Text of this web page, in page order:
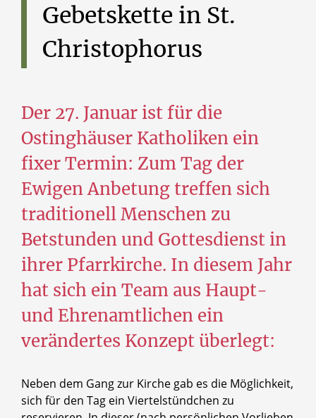
Gebetskette in St.
Christophorus
Der 27. Januar ist für die
Ostinghäuser Katholiken ein
fixer Termin: Zum Tag der
Ewigen Anbetung treffen sich
traditionell Menschen zu
Betstunden und Gottesdienst in
ihrer Pfarrkirche. In diesem Jahr
hat sich ein Team aus Haupt-
und Ehrenamtlichen ein
verändertes Konzept überlegt:
Neben dem Gang zur Kirche gab es die Möglichkeit,
sich für den Tag ein Viertelstündchen zu